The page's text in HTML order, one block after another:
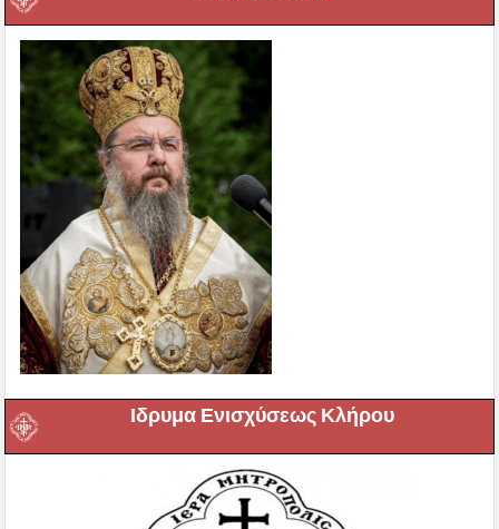
Ιδρυμα Ενισχύσεως Κλήρου